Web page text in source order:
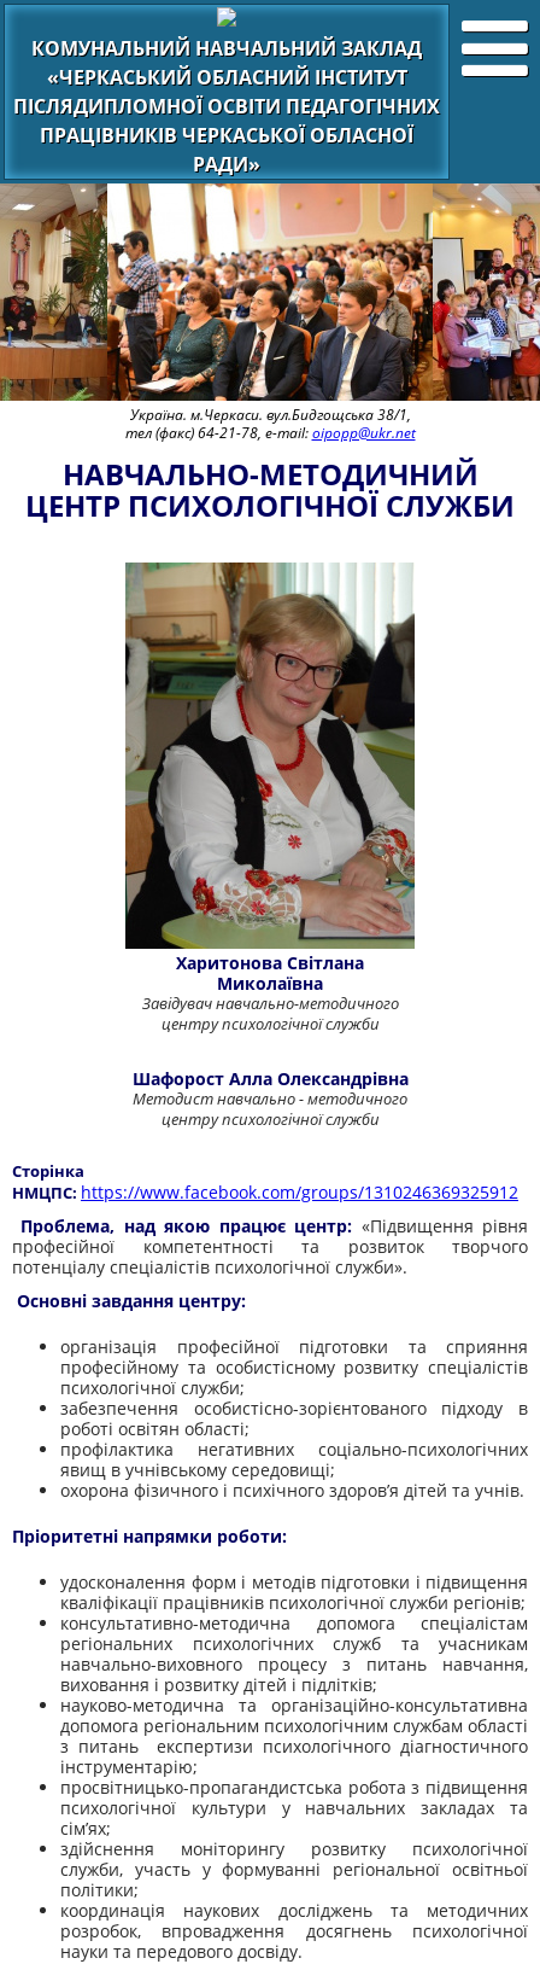
КОМУНАЛЬНИЙ НАВЧАЛЬНИЙ ЗАКЛАД
«ЧЕРКАСЬКИЙ ОБЛАСНИЙ ІНСТИТУТ
ПІСЛЯДИПЛОМНОЇ ОСВІТИ ПЕДАГОГІЧНИХ
ПРАЦІВНИКІВ ЧЕРКАСЬКОЇ ОБЛАСНОЇ
РАДИ»
Україна. м.Черкаси. вул.Бидгощська 38/1,
тел (факс) 64-21-78, e-mail:oipopp@ukr.net
НАВЧАЛЬНО-МЕТОДИЧНИЙ
ЦЕНТР ПСИХОЛОГІЧНОЇ СЛУЖБИ
Харитонова Світлана
Миколаївна
Завідувач навчально-методичного
центру психологічної служби
Шафорост Алла Олександрівна
Методист навчально - методичного
центру психологічної служби
Сторінка
НМЦПС: https://www.facebook.com/groups/1310246369325912
Проблема, над якою працює центр: «Підвищення рівня
професійної компетентності та розвиток творчого
потенціалу спеціалістів психологічної служби».
Основні завдання центру:
організація професійної підготовки та сприяння
професійному та особистісному розвитку спеціалістів
психологічної служби;
забезпечення особистісно-зорієнтованого підходу в
роботі освітян області;
профілактика негативних соціально-психологічних
явищ в учнівському середовищі;
охорона фізичного і психічного здоров’я дітей та учнів.
Пріоритетні напрямки роботи:
удосконалення форм і методів підготовки і підвищення
кваліфікації працівників психологічної служби регіонів;
консультативно-методична допомога спеціалістам
регіональних психологічних служб та учасникам
навчально-виховного процесу з питань навчання,
виховання і розвитку дітей і підлітків;
науково-методична та організаційно-консультативна
допомога регіональним психологічним службам області
з питань експертизи психологічного діагностичного
інструментарію;
просвітницько-пропагандистська робота з підвищення
психологічної культури у навчальних закладах та
сім’ях;
здійснення моніторингу розвитку психологічної
служби, участь у формуванні регіональної освітньої
політики;
координація наукових досліджень та методичних
розробок, впровадження досягнень психологічної
науки та передового досвіду.